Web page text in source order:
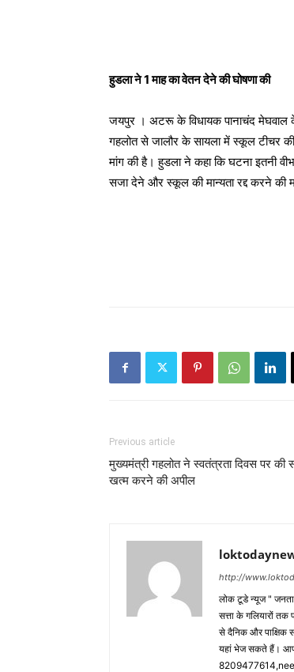
हुडला ने 1 माह का वेतन देने की घोषणा की
जयपुर । अटरू के विधायक पानाचंद
गहलोत से जालौर के सायला में स्कूल टीचर
मांग की है। हुडला ने कहा कि घटना इतनी
सजा देने और स्कूल की मान्यता रद्द करने की
Previous article
मुख्यमंत्री गहलोत ने स्वतंत्रता दिवस पर की
खत्म करने की अपील
http://
लोक टूडे न्यूज " जनता
सत्ता के गलियारों तक
से दैनिक और पाक्षिक
यहां भेज सकते हैं।